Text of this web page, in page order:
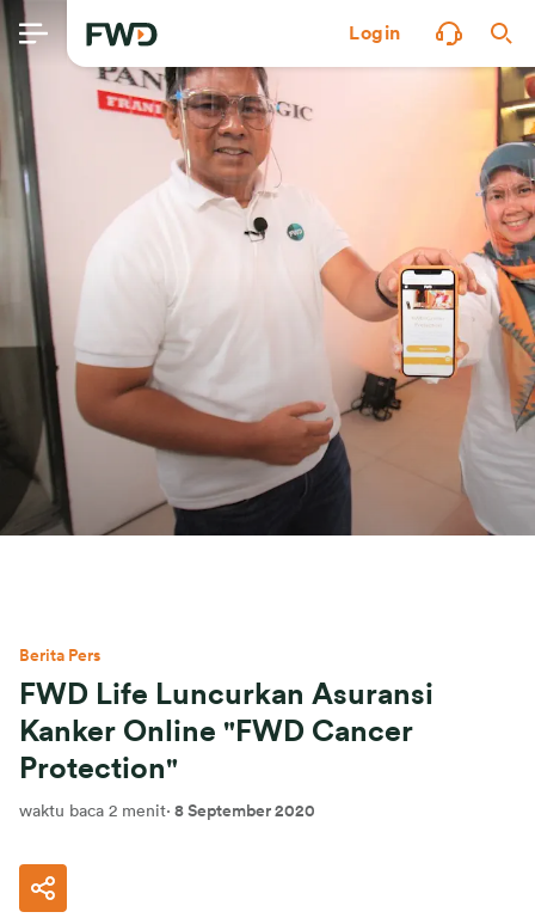
Login
Berita Pers
FWD Life Luncurkan Asuransi
Kanker Online "FWD Cancer
Protection"
waktu baca 2 menit· 8 September 2020